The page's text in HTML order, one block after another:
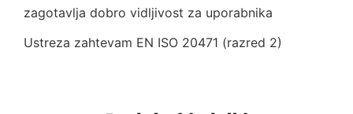
zagotavlja dobro vidljivost za uporabnika
Ustreza zahtevam EN ISO 20471 (razred 2)